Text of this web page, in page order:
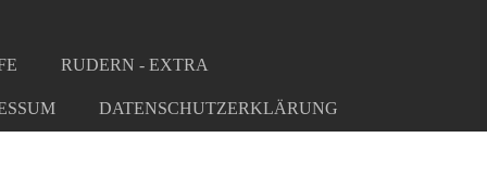
RUDERN - EXTRA
DATENSCHUTZERKLÄRUNG